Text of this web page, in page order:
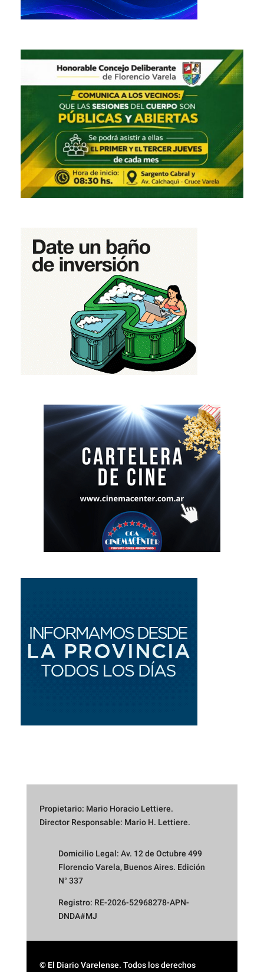
Propietario: Mario Horacio Lettiere.
Director Responsable: Mario H. Lettiere.
Domicilio Legal: Av. 12 de Octubre 499
Florencio Varela, Buenos Aires. Edición
N° 337
Registro: RE-2026-52968278-APN-
DNDA#MJ
© El Diario Varelense. Todos los derechos